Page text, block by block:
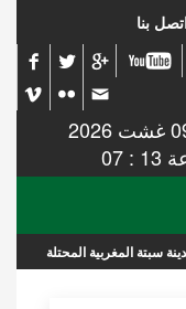
بنا
في 09 غشت 2026
07
المحتلة